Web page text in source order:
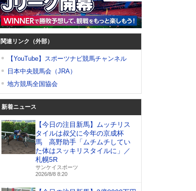
関連リンク（外部）
【YouTube】スポーツナビ競馬チャンネル
日本中央競馬会（JRA）
地方競馬全国協会
新着ニュース
【今日の注目新馬】ムッチリス
タイルは叔父に今年の京成杯
馬 高野助手「ムチムチしてい
た体はスッキリスタイルに」／
札幌5R
サンケイスポーツ
2026/8/8 8:20